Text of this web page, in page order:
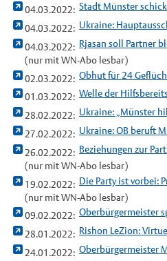
04.03.2022:
04.03.2022: Ukraine:
04.03.2022: Rjasan soll Partner
(nur mit WN-Abo lesbar)
02.03.2022: Obhut für 24
01.03.2022:
28.02.2022: Ukraine: „Münster
27.02.2022: Ukraine: OB beruft
26.02.2022:
(nur mit WN-Abo lesbar)
19.02.2022: Die Party ist vorbei:
(nur mit WN-Abo lesbar)
09.02.2022:
28.01.2022: Rishon LeZion:
24.01.2022: